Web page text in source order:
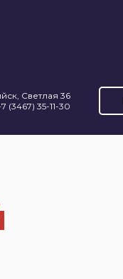
Светлая 36
(3467) 35-11-30